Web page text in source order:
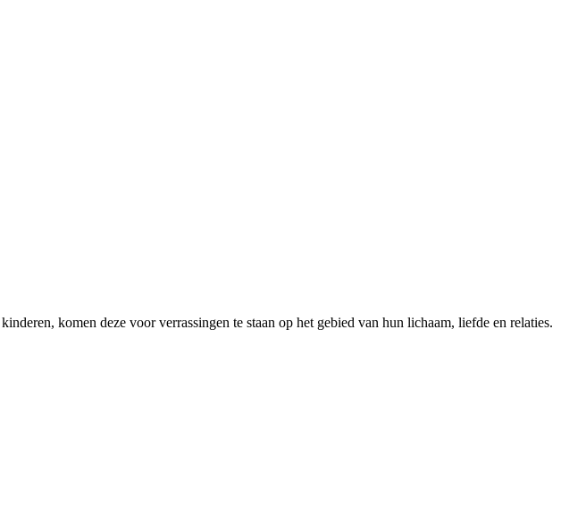
komen deze voor verrassingen te staan op het gebied van hun lichaam, liefde en relaties.